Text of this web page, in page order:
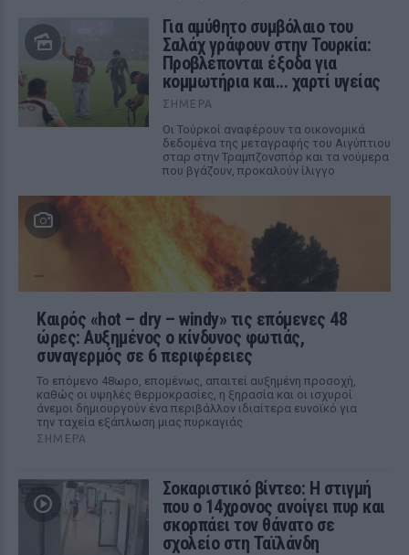
Για αμύθητο συμβόλαιο του
Σαλάχ γράφουν στην Τουρκία:
Προβλέπονται έξοδα για
κομμωτήρια και... χαρτί υγείας
ΣΉΜΕΡΑ
Οι Τούρκοί αναφέρουν τα οικονομικά
δεδομένα της μεταγραφής του Αιγύπτιου
σταρ στην Τραμπζονσπόρ και τα νούμερα
που βγάζουν, προκαλούν ίλιγγο
Καιρός «hot – dry – windy» τις επόμενες 48
ώρες: Αυξημένος ο κίνδυνος φωτιάς,
συναγερμός σε 6 περιφέρειες
Το επόμενο 48ωρο, επομένως, απαιτεί αυξημένη προσοχή,
καθώς οι υψηλές θερμοκρασίες, η ξηρασία και οι ισχυροί
άνεμοι δημιουργούν ένα περιβάλλον ιδιαίτερα ευνοϊκό για
την ταχεία εξάπλωση μιας πυρκαγιάς
ΣΉΜΕΡΑ
Σοκαριστικό βίντεο: Η στιγμή
που ο 14χρονος ανοίγει πυρ και
σκορπάει τον θάνατο σε
σχολείο στη Ταϊλάνδη